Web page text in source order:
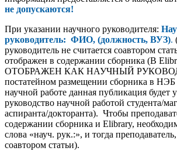
не допускаются!
При указании научного руководителя:
руководитель: ФИО, (должность, ВУЗ).
руководитель не считается соавтором
отображен в содержании сборника (В
ОТОБРАЖЕН КАК НАУЧНЫЙ
постатейном размещении сборника в НЭБ
научной работе данная публикация будет
руководство научной работой студента/
аспиранта/докторанта). Чтобы
содержании сборника и Elibrary,
слова «науч. рук.:», и тогда преподаватель,
соавтором статьи).